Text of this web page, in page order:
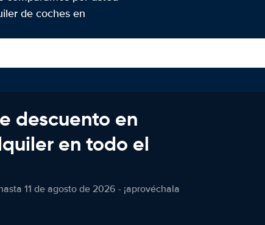
de coches en
descuento en
en todo el
11 de agosto de 2026 - ¡aprovéchala